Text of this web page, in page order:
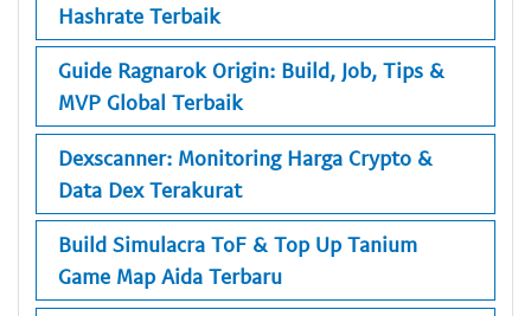
Hashrate Terbaik
Guide Ragnarok Origin: Build, Job, Tips &
MVP Global Terbaik
Dexscanner: Monitoring Harga Crypto &
Data Dex Terakurat
Build Simulacra ToF & Top Up Tanium
Game Map Aida Terbaru